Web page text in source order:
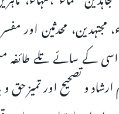
مجتہدین، محدثین اور
کے سائے تلے طائفہ
ارشاد و تصحیح اور